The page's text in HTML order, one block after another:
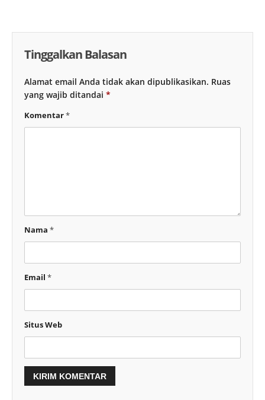
Tinggalkan Balasan
Alamat email Anda tidak akan dipublikasikan. Ruas
yang wajib ditandai *
Komentar*
Nama *
Email *
Situs Web